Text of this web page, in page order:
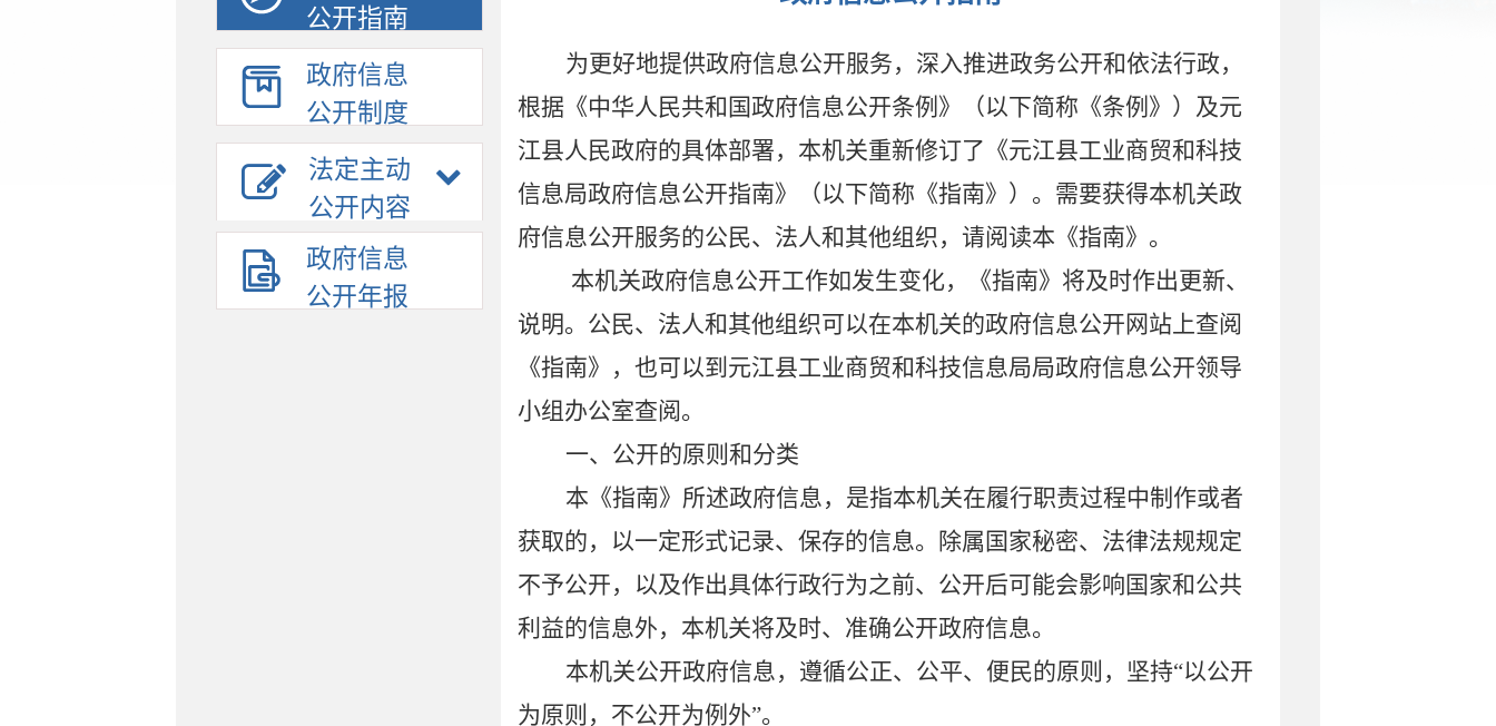
公开指南
政府信息
公开制度
法定主动
公开内容
政府信息
公开年报
为更好地提供政府信息公开服务，深入推进政务公开和依法行政，
根据《中华人民共和国政府信息公开条例》（以下简称《条例》）及元
江县人民政府的具体部署，本机关重新修订了《元江县工业商贸和科技
信息局政府信息公开指南》（以下简称《指南》）。需要获得本机关政
府信息公开服务的公民、法人和其他组织，请阅读本《指南》。
本机关政府信息公开工作如发生变化，《指南》将及时作出更新、
说明。公民、法人和其他组织可以在本机关的政府信息公开网站上查阅
《指南》，也可以到元江县工业商贸和科技信息局局政府信息公开领导
小组办公室查阅。
一、公开的原则和分类
本《指南》所述政府信息，是指本机关在履行职责过程中制作或者
获取的，以一定形式记录、保存的信息。除属国家秘密、法律法规规定
不予公开，以及作出具体行政行为之前、公开后可能会影响国家和公共
利益的信息外，本机关将及时、准确公开政府信息。
本机关公开政府信息，遵循公正、公平、便民的原则，坚持“以公开
为原则，不公开为例外”。